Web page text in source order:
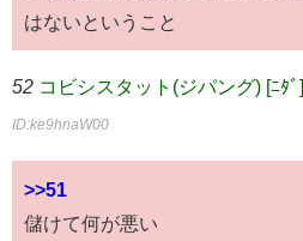
はないということ
52 コビシスタット(ジパング) [ﾆﾀﾞ]
ID:ke9hnaW00
>>51
儲けて何が悪い